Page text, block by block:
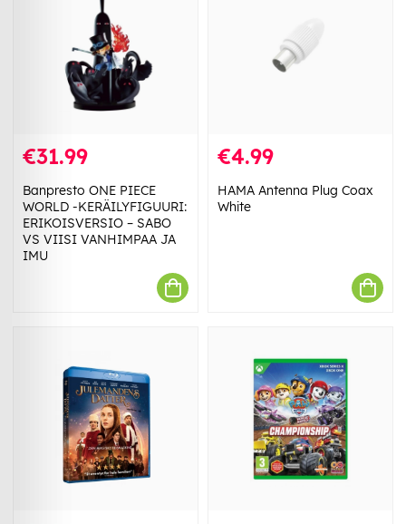
€31.99
Banpresto ONE PIECE
WORLD -KERÄILYFIGUURI:
ERIKOISVERSIO – SABO
VS VIISI VANHIMPAA JA
IMU
€4.99
HAMA Antenna Plug Coax
White